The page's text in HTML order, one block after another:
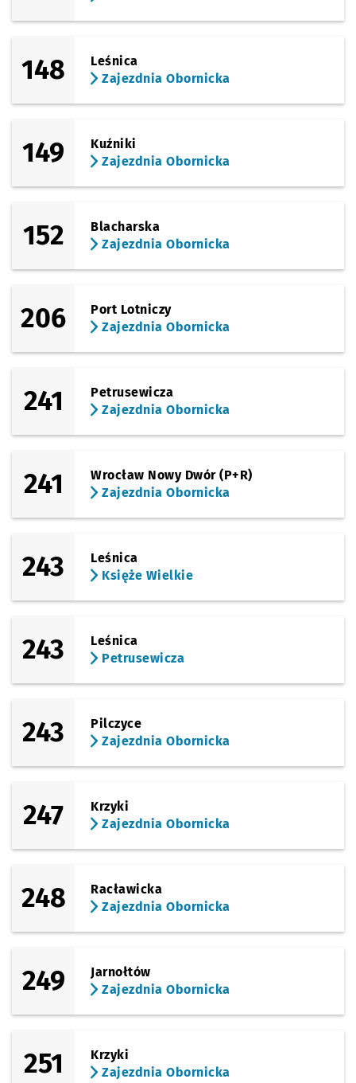
148
Leśnica
Zajezdnia Obornicka
149
Kuźniki
Zajezdnia Obornicka
152
Blacharska
Zajezdnia Obornicka
206
Port Lotniczy
Zajezdnia Obornicka
241
Petrusewicza
Zajezdnia Obornicka
241
Wrocław Nowy Dwór (P+R)
Zajezdnia Obornicka
243
Leśnica
Księże Wielkie
243
Leśnica
Petrusewicza
243
Pilczyce
Zajezdnia Obornicka
247
Krzyki
Zajezdnia Obornicka
248
Racławicka
Zajezdnia Obornicka
249
Jarnołtów
Zajezdnia Obornicka
251
Krzyki
Zajezdnia Obornicka